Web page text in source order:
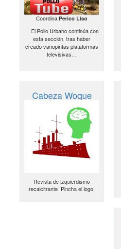
Coordina:Perico Liso
El Pollo Urbano continúa con
esta sección, tras haber
creado variopintas plataformas
televisivas…
Cabeza Woque
Revista de izquierdismo
recalcitrante ¡Pincha el logo!